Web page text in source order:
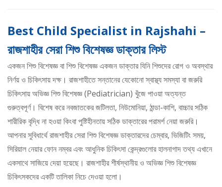
Best Child Specialist in Rajshahi –
রাজশাহীর সেরা শিশু বিশেষজ্ঞ ডাক্তার লিস্ট
একজন শিশু বিশেষজ্ঞ বা শিশু বিশেষজ্ঞ একজন ডাক্তার যিনি শিশুদের রোগ ও অবস্থার
নির্ণয় ও চিকিৎসায় দক্ষ। রাজশাহীতে সন্তানের যেকোনো স্বাস্থ্য সমস্যা বা জরুরি
চিকিৎসায় অভিজ্ঞ শিশু বিশেষজ্ঞ (Pediatrician) খুঁজে পাওয়া অত্যন্ত
গুরুত্বপূর্ণ। বিশেষ করে নবজাতকের জটিলতা, নিউমোনিয়া, ঠান্ডা-কাশি, বাচ্চার সঠিক
শারীরিক বৃদ্ধি না হওয়া কিংবা পুষ্টিহীনতায় সঠিক ডাক্তারের পরামর্শ নেয়া জরুরি।
আপনার সুবিধার্থে রাজশাহীর সেরা শিশু বিশেষজ্ঞ ডাক্তারদের চেম্বার, ভিজিটিং সময়,
সিরিয়াল নেয়ার ফোন নম্বর এবং আধুনিক চিকিৎসা কেন্দ্রগুলোর হালনাগাদ তথ্য এখানে
একসাথে সাজিয়ে দেয়া হয়েছে। রাজশাহীর শীর্ষস্থানীয় ও অভিজ্ঞ শিশু বিশেষজ্ঞ
চিকিৎসকদের একটি তালিকা নিচে দেওয়া হলো।